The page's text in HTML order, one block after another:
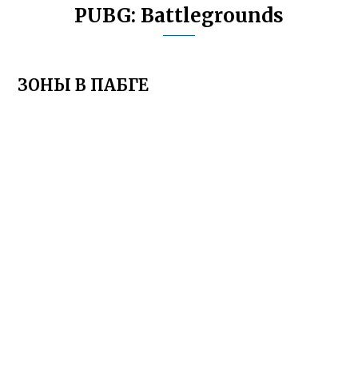
PUBG: Battlegrounds
ЗОНЫ В ПАБГЕ